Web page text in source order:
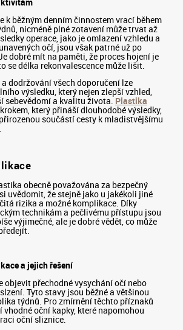
k běžným denním činnostem vrací během
nicméně plné zotavení může trvat až
operace, jako je omlazení vzhledu a
očí, jsou však patrné už po
dobré mít na paměti, že proces hojení je
se délka rekonvalescence může lišit.
dodržování všech doporučení lze
výsledku, který nejen zlepší vzhled,
sebevědomí a kvalitu života. Plastika
který přináší dlouhodobé výsledky,
součástí cesty k mladistvějšímu
obecně považována za bezpečný
uvědomit, že stejně jako u jakékoli jiné
rizika a možné komplikace. Díky
technikám a pečlivému přístupu jsou
výjimečné, ale je dobré vědět, co může
a jejich řešení
objevit přechodné vysychání očí nebo
Tyto stavy jsou běžné a většinou
týdnů. Pro zmírnění těchto příznaků
oční kapky, které napomohou
oční sliznice.